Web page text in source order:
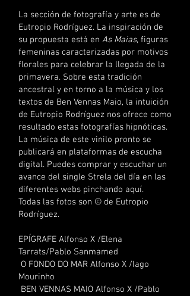
La sección de fotografía y arte es de
Eutropio Rodríguez. La inspiración de
su propuesta está en As Maias, figuras
femeninas caracterizadas por motivos
florales para celebrar la llegada de la
primavera. Sobre esta tradición
ancestral y en torno a la música y los
textos de Ben Vennas Maio, la intuición
de Eutropio Rodríguez nos ofrece como
resultado estas fotografías hipnóticas.
La música de este vinilo pronto se
publicará en plataformas de escucha
digital. Puedes comprar y escuchar un
avance del single Strela del día en las
diferentes webs pinchando aquí.
Todas las fotos son © de Eutropio
Rodríguez.
EPÍGRAFE Alfonso X /Elena
Tarrats/Pablo Sanmamed
O FONDO DO MAR Alfonso X /Iago
Mourinho
BEN VENNAS MAIO Alfonso X /Pablo